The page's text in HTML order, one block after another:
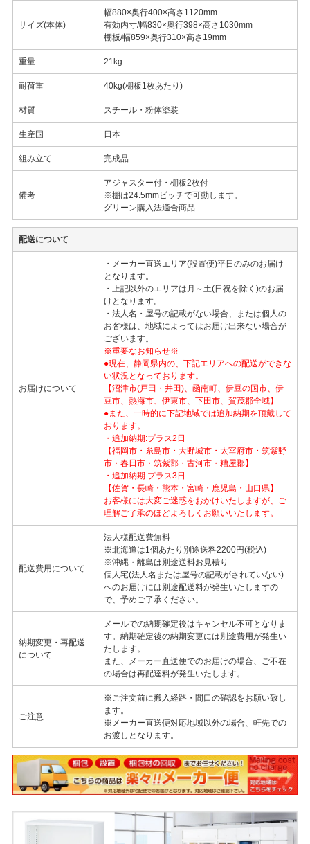
サイズ(本体)
幅880×奥行400×高さ1120mm
有効内寸/幅830×奥行398×高さ1030mm
棚板/幅859×奥行310×高さ19mm
重量 21kg
耐荷重 40kg(棚板1枚あたり)
材質 スチール・粉体塗装
生産国 日本
組み立て 完成品
備考
アジャスター付・棚板2枚付
※棚は24.5mmピッチで可動します。
グリーン購入法適合商品
配送について
お届けについて
・メーカー直送エリア(設置便)平日のみのお届け
となります。
・上記以外のエリアは月～土(日祝を除く)のお届
けとなります。
・法人名・屋号の記載がない場合、または個人の
お客様は、地域によってはお届け出来ない場合が
ございます。
※重要なお知らせ※
●現在、静岡県内の、下記エリアへの配送ができな
い状況となっております。
【沼津市(戸田・井田)、函南町、伊豆の国市、伊
豆市、熱海市、伊東市、下田市、賀茂郡全域】
●また、一時的に下記地域では追加納期を頂戴して
おります。
・追加納期:プラス2日
【福岡市・糸島市・大野城市・太宰府市・筑紫野
市・春日市・筑紫郡・古河市・糟屋郡】
・追加納期:プラス3日
【佐賀・長崎・熊本・宮崎・鹿児島・山口県】
お客様には大変ご迷惑をおかけいたしますが、ご
理解ご了承のほどよろしくお願いいたします。
配送費用について
法人様配送費無料
※北海道は1個あたり別途送料2200円(税込)
※沖縄・離島は別途送料お見積り
個人宅(法人名または屋号の記載がされていない)
へのお届けには別途配送料が発生いたしますの
で、予めご了承ください。
納期変更・再配送
について
メールでの納期確定後はキャンセル不可となりま
す。納期確定後の納期変更には別途費用が発生い
たします。
また、メーカー直送便でのお届けの場合、ご不在
の場合は再配達料が発生いたします。
ご注意
※ご注文前に搬入経路・間口の確認をお願い致し
ます。
※メーカー直送便対応地域以外の場合、軒先での
お渡しとなります。